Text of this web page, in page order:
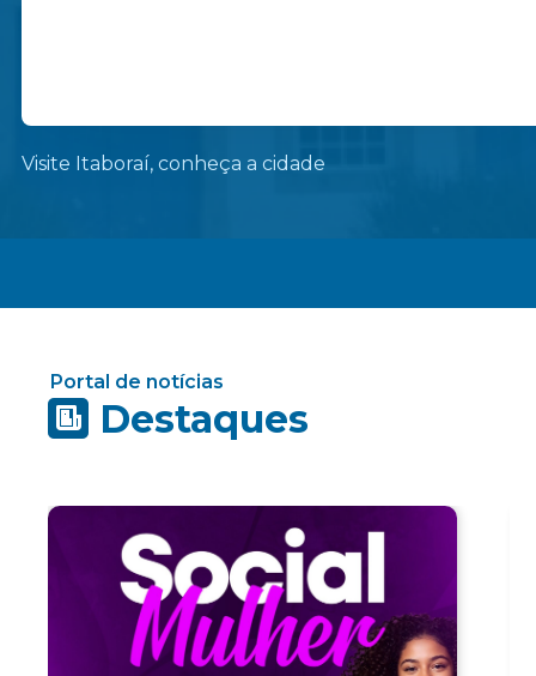
Visite Itaboraí, conheça a cidade
Portal de notícias
Destaques